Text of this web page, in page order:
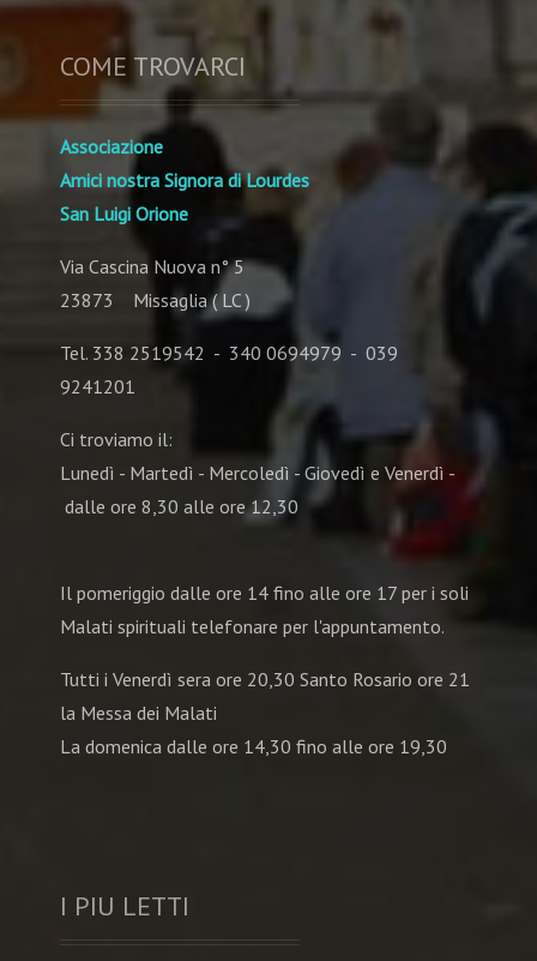
COME TROVARCI
Associazione
Amici nostra Signora di Lourdes
San Luigi Orione
Via Cascina Nuova n° 5
23873 Missaglia ( LC )
Tel. 338 2519542 - 340 0694979 - 039
9241201
Ci troviamo il:
Lunedì - Martedì - Mercoledì - Giovedì e Venerdì -
dalle ore 8,30 alle ore 12,30
Il pomeriggio dalle ore 14 fino alle ore 17 per i soli
Malati spirituali telefonare per l'appuntamento.
Tutti i Venerdì sera ore 20,30 Santo Rosario ore 21
la Messa dei Malati
La domenica dalle ore 14,30 fino alle ore 19,30
I PIU LETTI